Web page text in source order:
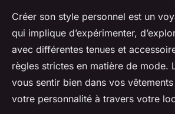
Créer son style personnel est un
qui implique d’expérimenter,
avec différentes tenues et
règles strictes en matière de mode.
vous sentir bien dans vos
votre personnalité à travers votre